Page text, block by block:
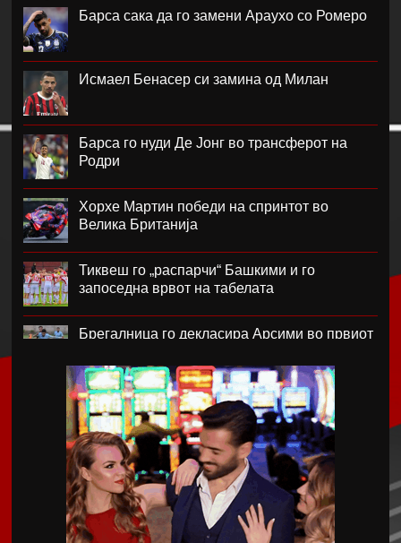
Барса сака да го замени Араухо со Ромеро
Исмаел Бенасер си замина од Милан
Барса го нуди Де Јонг во трансферот на
Родри
Хорхе Мартин победи на спринтот во
Велика Британија
Тиквеш го „распарчи“ Башкими и го
запоседна врвот на табелата
Брегалница го декласира Арсими во првиот
Катерина Ацевска светска вицешампионка
во џиу-џицу
Дарко Чурлинов го впиша првенецот за
Погон Шчечин
Фенер ќе го предизвика Монако за потписот